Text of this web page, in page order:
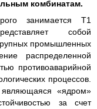
комбинатам.
занимается Т1
собой
промышленных
распределенной
противоаварийной
процессов.
являющаяся «ядром»
за счет